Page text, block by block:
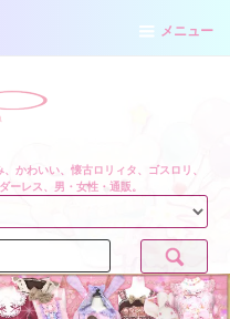
メニュー
かわいい、懐古ロリィタ、ゴスロリ、
ーレス、男・女性・通販。